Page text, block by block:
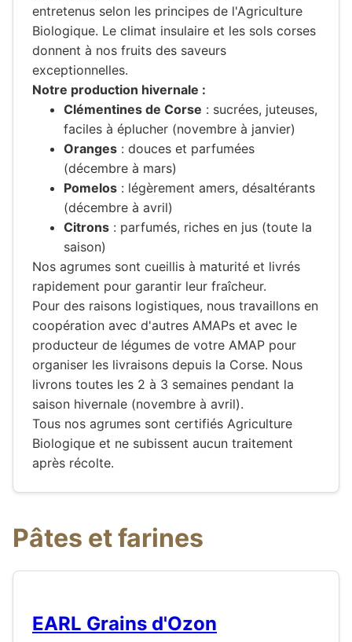
entretenus selon les principes de l'Agriculture
Biologique. Le climat insulaire et les sols corses
donnent à nos fruits des saveurs
exceptionnelles.
Notre production hivernale :
Clémentines de Corse : sucrées, juteuses,
faciles à éplucher (novembre à janvier)
Oranges : douces et parfumées
(décembre à mars)
Pomelos : légèrement amers, désaltérants
(décembre à avril)
Citrons : parfumés, riches en jus (toute la
saison)
Nos agrumes sont cueillis à maturité et livrés
rapidement pour garantir leur fraîcheur.
Pour des raisons logistiques, nous travaillons en
coopération avec d'autres AMAPs et avec le
producteur de légumes de votre AMAP pour
organiser les livraisons depuis la Corse. Nous
livrons toutes les 2 à 3 semaines pendant la
saison hivernale (novembre à avril).
Tous nos agrumes sont certifiés Agriculture
Biologique et ne subissent aucun traitement
après récolte.
Pâtes et farines
EARL Grains d'Ozon